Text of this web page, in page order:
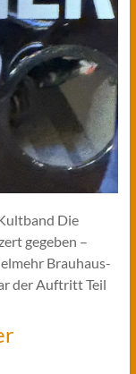
Die
gegeben –
Brauhaus-
der Auftritt Teil